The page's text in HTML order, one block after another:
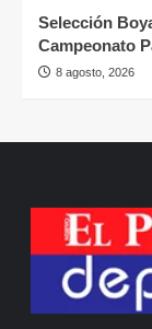
Selección
Campeonato
8 agosto, 2026